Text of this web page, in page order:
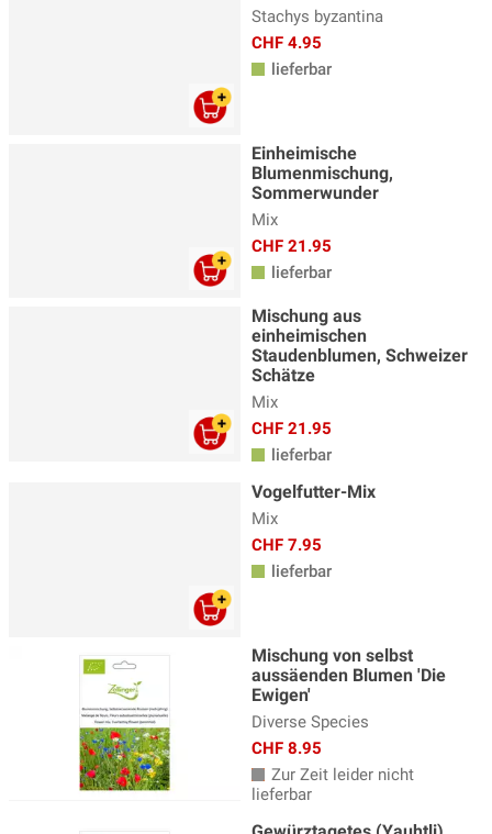
Stachys byzantina
CHF 4.95
lieferbar
Einheimische
Blumenmischung,
Sommerwunder
Mix
CHF 21.95
lieferbar
Mischung aus
einheimischen
Staudenblumen, Schweizer
Schätze
Mix
CHF 21.95
lieferbar
Vogelfutter-Mix
Mix
CHF 7.95
lieferbar
Mischung von selbst
aussäenden Blumen 'Die
Ewigen'
Diverse Species
CHF 8.95
Zur Zeit leider nicht
lieferbar